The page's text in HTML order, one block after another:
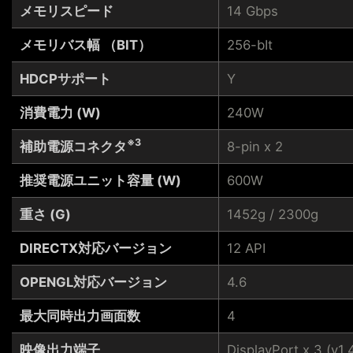
メモリスピード
メモリバス幅 （BIT）
HDCPサポート
消費電力 (W)
補助電源コネクタ ※3
推奨電源ユニット容量 (W)
重さ (G)
DIRECTX対応バージョン
OPENGL対応バージョン
最大同時出力画面数
映像出力端子
14 Gbps
256-bIt
Y
240W
8-pin x 2
600W
1452g / 2300g
12 API
4.6
4
DisplayPort x 3